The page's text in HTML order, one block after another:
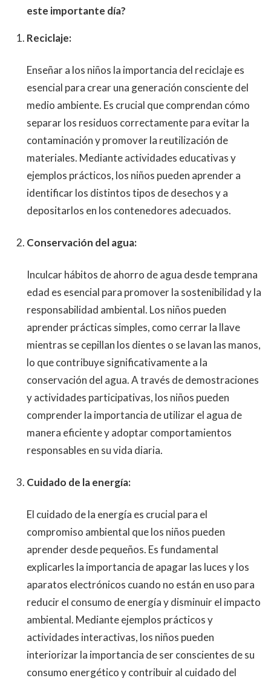
este importante día?
Reciclaje:
Enseñar a los niños la importancia del reciclaje es
esencial para crear una generación consciente del
medio ambiente. Es crucial que comprendan cómo
separar los residuos correctamente para evitar la
contaminación y promover la reutilización de
materiales. Mediante actividades educativas y
ejemplos prácticos, los niños pueden aprender a
identificar los distintos tipos de desechos y a
depositarlos en los contenedores adecuados.
Conservación del agua:
Inculcar hábitos de ahorro de agua desde temprana
edad es esencial para promover la sostenibilidad y la
responsabilidad ambiental. Los niños pueden
aprender prácticas simples, como cerrar la llave
mientras se cepillan los dientes o se lavan las manos,
lo que contribuye significativamente a la
conservación del agua. A través de demostraciones
y actividades participativas, los niños pueden
comprender la importancia de utilizar el agua de
manera eficiente y adoptar comportamientos
responsables en su vida diaria.
Cuidado de la energía:
El cuidado de la energía es crucial para el
compromiso ambiental que los niños pueden
aprender desde pequeños. Es fundamental
explicarles la importancia de apagar las luces y los
aparatos electrónicos cuando no están en uso para
reducir el consumo de energía y disminuir el impacto
ambiental. Mediante ejemplos prácticos y
actividades interactivas, los niños pueden
interiorizar la importancia de ser conscientes de su
consumo energético y contribuir al cuidado del